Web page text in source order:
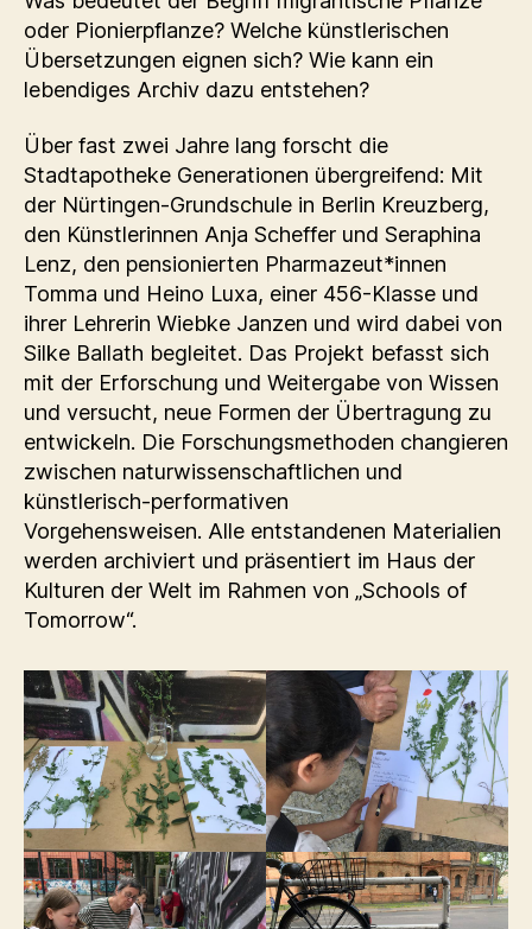
oder Pionierpflanze? Welche künstlerischen
Übersetzungen eignen sich? Wie kann ein
lebendiges Archiv dazu entstehen?
Über fast zwei Jahre lang forscht die
Stadtapotheke Generationen übergreifend: Mit
der Nürtingen-Grundschule in Berlin Kreuzberg,
den Künstlerinnen Anja Scheffer und Seraphina
Lenz, den pensionierten Pharmazeut*innen
Tomma und Heino Luxa, einer 456-Klasse und
ihrer Lehrerin Wiebke Janzen und wird dabei von
Silke Ballath begleitet. Das Projekt befasst sich
mit der Erforschung und Weitergabe von Wissen
und versucht, neue Formen der Übertragung zu
entwickeln. Die Forschungsmethoden changieren
zwischen naturwissenschaftlichen und
künstlerisch-performativen
Vorgehensweisen. Alle entstandenen Materialien
werden archiviert und präsentiert im Haus der
Kulturen der Welt im Rahmen von „Schools of
Tomorrow“.